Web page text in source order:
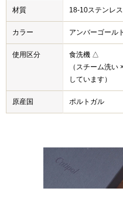
材質 18-10ステンレ
カラー アンバーゴール
使用区分
食洗機 △
（スチーム洗
しています）
原産国 ポルトガル